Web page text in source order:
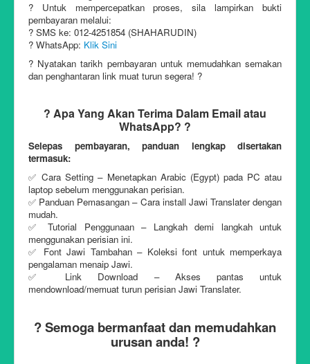
? Untuk mempercepatkan proses, sila lampirkan bukti
pembayaran melalui:
? SMS ke: 012-4251854 (SHAHARUDIN)
? WhatsApp: Klik Sini
? Nyatakan tarikh pembayaran untuk memudahkan semakan
dan penghantaran link muat turun segera! ?
? Apa Yang Akan Terima Dalam Email atau
WhatsApp? ?
Selepas pembayaran, panduan lengkap disertakan
termasuk:
✅ Cara Setting – Menetapkan Arabic (Egypt) pada PC atau
laptop sebelum menggunakan perisian.
✅ Panduan Pemasangan – Cara install Jawi Translater dengan
mudah.
✅ Tutorial Penggunaan – Langkah demi langkah untuk
menggunakan perisian ini.
✅ Font Jawi Tambahan – Koleksi font untuk memperkaya
pengalaman menaip Jawi.
✅ Link Download – Akses pantas untuk
mendownload/memuat turun perisian Jawi Translater.
? Semoga bermanfaat dan memudahkan
urusan anda! ?